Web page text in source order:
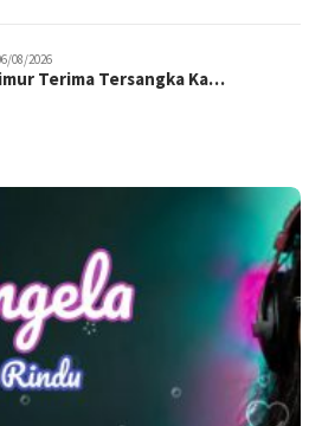
08/2026
Terima Tersangka Ka…